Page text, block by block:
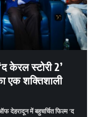
केरल स्टोरी 2’
एक शक्तिशाली
देहरादून में बहुचर्चित फिल्म ‘द